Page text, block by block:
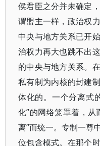
侯君臣之分并未确定
谓盟主一样，政治权
中央与地方关系已开
治权力再大也跳不出
的中央与地方关系。
私有制为内核的封
体化的。一个分离式
化”的网络笼罩着，从
离”而统一。专制一尊
位包含模式。在那个